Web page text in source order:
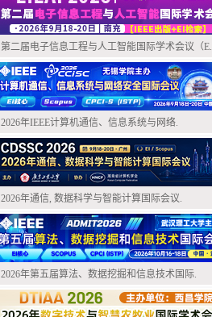
第二届电子信息工程与人工智能国际学术会议（E.
2026年IEEE计算机通信、信息系统与网络.
2026年通信, 数据科学与智能计算国际会议.
2026年第五届算法、数据挖掘和信息技术国际.